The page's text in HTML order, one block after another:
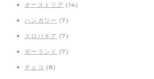
オーストリア (14)
ハンガリー (7)
スロバキア (7)
ポーランド (7)
チェコ (8)